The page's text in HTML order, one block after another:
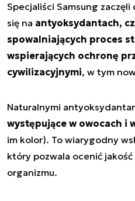
Specjaliści Samsung zaczęli
się na antyoksydantach,
spowalniających proces
wspierających ochronę
cywilizacyjnymi, w tym
Naturalnymi
występujące w owocach i
im kolor). To wiarygodny
który pozwala ocenić
organizmu.